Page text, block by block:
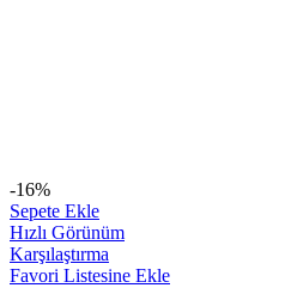
-16%
Sepete Ekle
Hızlı Görünüm
Karşılaştırma
Favori Listesine Ekle